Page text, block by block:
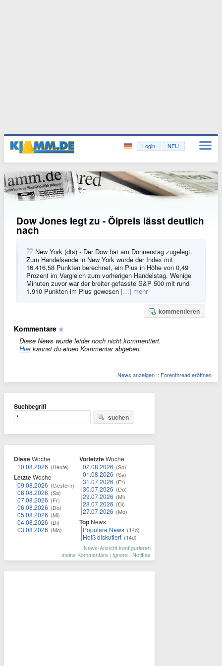
Login NEU
Dow Jones legt zu - Ölpreis lässt deutlich
nach
New York (dts) - Der Dow hat am Donnerstag zugelegt.
Zum Handelsende in New York wurde der Index mit
16.416,58 Punkten berechnet, ein Plus in Höhe von 0,49
Prozent im Vergleich zum vorherigen Handelstag. Wenige
Minuten zuvor war der breiter gefasste S&P 500 mit rund
1.910 Punkten im Plus gewesen […] mehr
kommentieren
Kommentare
Diese News wurde leider noch nicht kommentiert.
Hierkannst du einen Kommentar abgeben.
News anzeigen :: Forenthread eröffnen
Suchbegriff
suchen
DieseWoche
10.08.2026 (Heute)
LetzteWoche
09.08.2026 (Gestern)
08.08.2026 (Sa)
07.08.2026 (Fr)
06.08.2026 (Do)
05.08.2026 (Mi)
04.08.2026 (Di)
03.08.2026 (Mo)
VorletzteWoche
02.08.2026 (So)
01.08.2026 (Sa)
31.07.2026 (Fr)
30.07.2026 (Do)
29.07.2026 (Mi)
28.07.2026 (Di)
27.07.2026 (Mo)
Top News
Populäre News (14d)
Heiß diskutiert (14d)
News-Ansicht konfigurieren
meine Kommentare | Ignore | Notifies